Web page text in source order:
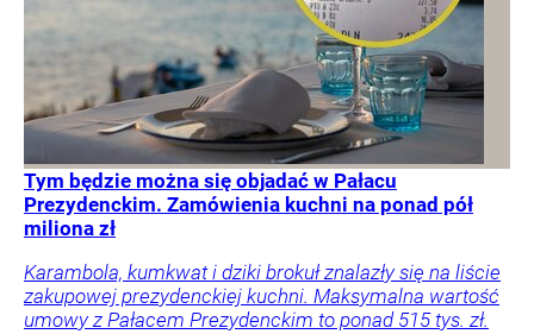
Tym będzie można się objadać w Pałacu
Prezydenckim. Zamówienia kuchni na ponad pół
miliona zł
Karambola, kumkwat i dziki brokuł znalazły się na liście
zakupowej prezydenckiej kuchni. Maksymalna wartość
umowy z Pałacem Prezydenckim to ponad 515 tys. zł.